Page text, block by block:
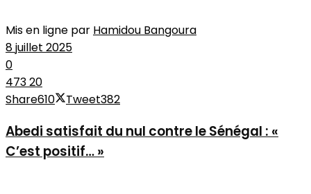
Mis en ligne par Hamidou Bangoura
8 juillet 2025
0
47320
Share610 Tweet382
Abedi satisfait du nul contre le Sénégal : «
C’est positif… »